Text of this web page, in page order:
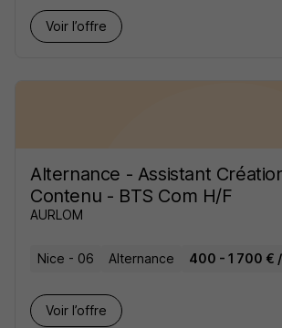
Voir l’offre
Alternance - Assistant
Contenu - BTS Com H/F
AURLOM
Nice - 06 Alternance 400 - 1 700 €
Voir l’offre